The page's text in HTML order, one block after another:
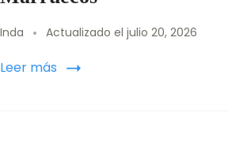
Inda Actualizado el julio 20, 2026
Leer más